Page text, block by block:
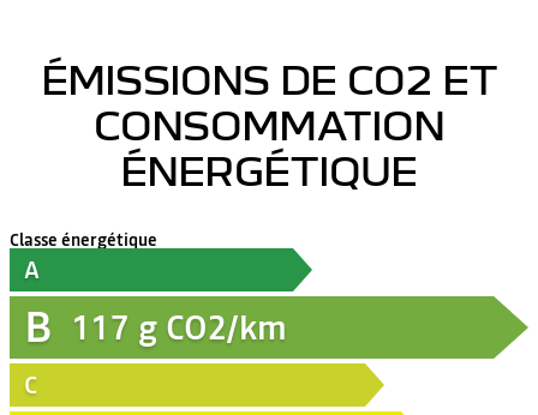
ÉMISSIONS DE CO2 ET
CONSOMMATION
ÉNERGÉTIQUE
Classe énergétique
A
B 117 g CO2/km
C